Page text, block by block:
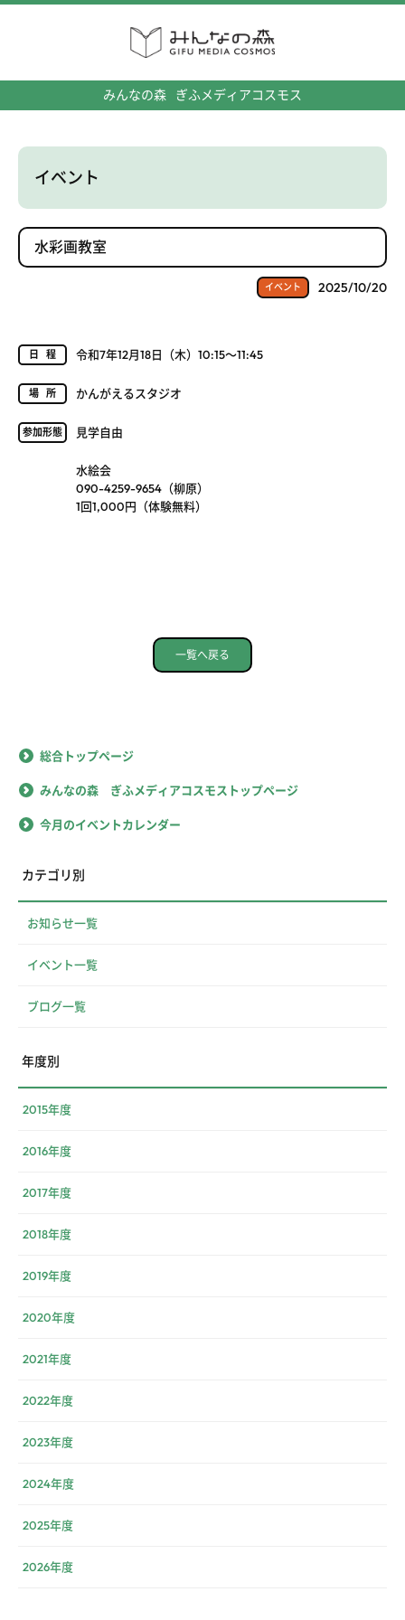
みんなの森 ぎふメディアコスモス
イベント
水彩画教室
イベント 2025/10/20
日程 令和7年12月18日（木）10:15～11:45
場所 かんがえるスタジオ
参加形態 見学自由
水絵会
090-4259-9654（柳原）
1回1,000円（体験無料）
一覧へ戻る
総合トップページ
みんなの森 ぎふメディアコスモストップページ
今月のイベントカレンダー
カテゴリ別
お知らせ一覧
イベント一覧
ブログ一覧
年度別
2015年度
2016年度
2017年度
2018年度
2019年度
2020年度
2021年度
2022年度
2023年度
2024年度
2025年度
2026年度